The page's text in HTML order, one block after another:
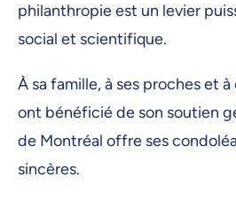
philanthropie est un levier
social et scientifique.
À sa famille, à ses proches et
ont bénéficié de son soutien
de Montréal offre ses
sincères.